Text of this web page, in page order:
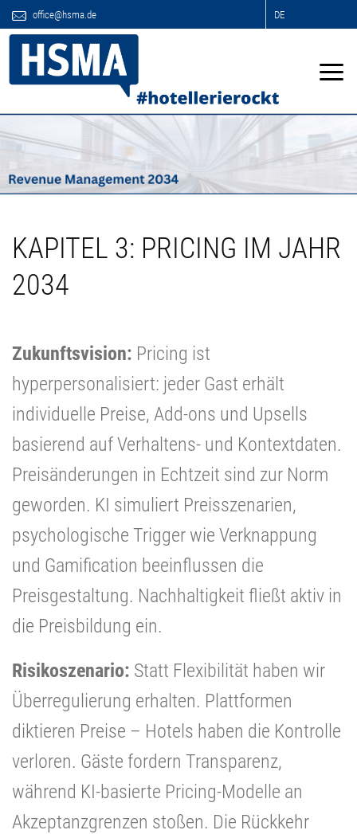
office@hsma.de DE
KAPITEL 3: PRICING IM JAHR
2034
Zukunftsvision: Pricing ist
hyperpersonalisiert: jeder Gast erhält
individuelle Preise, Add-ons und Upsells
basierend auf Verhaltens- und Kontextdaten.
Preisänderungen in Echtzeit sind zur Norm
geworden. KI simuliert Preisszenarien,
psychologische Trigger wie Verknappung
und Gamification beeinflussen die
Preisgestaltung. Nachhaltigkeit fließt aktiv in
die Preisbildung ein.
Risikoszenario: Statt Flexibilität haben wir
Überregulierung erhalten. Plattformen
diktieren Preise – Hotels haben die Kontrolle
verloren. Gäste fordern Transparenz,
während KI-basierte Pricing-Modelle an
Akzeptanzgrenzen stoßen. Die Rückkehr